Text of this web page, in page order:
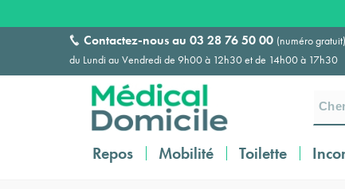
Contactez-nous au 03 28 76 50 00 (numéro gratuit)
du Lundi au Vendredi de 9h00 à 12h30 et de 14h00 à 17h30
Repos Mobilité Toilette